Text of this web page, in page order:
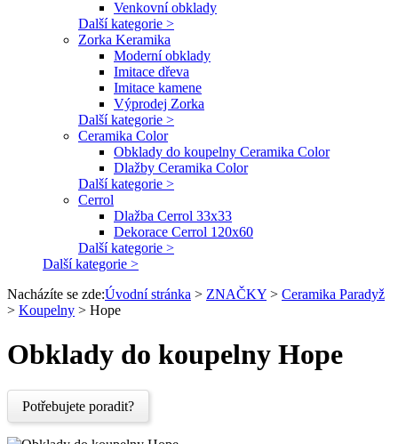
Venkovní obklady
Další kategorie >
Zorka Keramika
Moderní obklady
Imitace dřeva
Imitace kamene
Výprodej Zorka
Další kategorie >
Ceramika Color
Obklady do koupelny Ceramika Color
Dlažby Ceramika Color
Další kategorie >
Cerrol
Dlažba Cerrol 33x33
Dekorace Cerrol 120x60
Další kategorie >
Další kategorie >
Nacházíte se zde:Úvodní stránka > ZNAČKY > Ceramika Paradyž
> Koupelny > Hope
Obklady do koupelny Hope
Potřebujete poradit?